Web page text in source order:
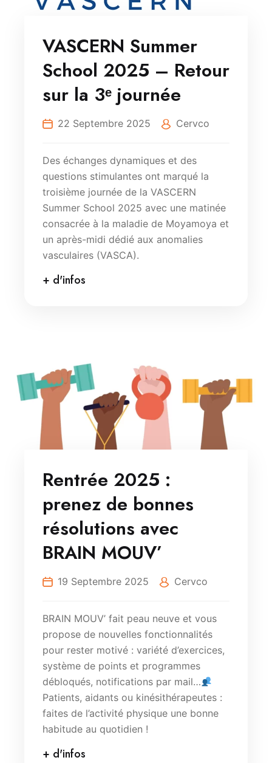
VASCERN Summer
School 2025 – Retour
sur la 3ᵉ journée
22 Septembre 2025 Cervco
Des échanges dynamiques et des
questions stimulantes ont marqué la
troisième journée de la VASCERN
Summer School 2025 avec une matinée
consacrée à la maladie de Moyamoya et
un après-midi dédié aux anomalies
vasculaires (VASCA).
+ d'infos
Rentrée 2025 :
prenez de bonnes
résolutions avec
BRAIN MOUV’
19 Septembre 2025 Cervco
BRAIN MOUV’ fait peau neuve et vous
propose de nouvelles fonctionnalités
pour rester motivé : variété d’exercices,
système de points et programmes
débloqués, notifications par mail…
Patients, aidants ou kinésithérapeutes :
faites de l’activité physique une bonne
habitude au quotidien !
+ d'infos